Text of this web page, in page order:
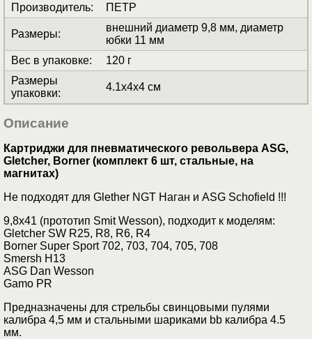
Производитель: ПЕТР
Размеры:
внешний диаметр 9,8 мм, диаметр
юбки 11 мм
Вес в упаковке:
120 г
Размеры
упаковки:
4.1x4x4 см
Описание
Картриджи для пневматического револьвера ASG,
Gletcher, Borner (комплект 6 шт, стальные, на
магнитах)
Не подходят для Glether NGT Наган и ASG Schofield !!!
9,8x41 (прототип Smit Wesson), подходит к моделям:
Gletcher SW R25, R8, R6, R4
Borner Super Sport 702, 703, 704, 705, 708
Smersh H13
ASG Dan Wesson
Gamo PR
Предназначены для стрельбы свинцовыми пулями
калибра 4,5 мм и стальными шариками bb калибра 4.5
мм.